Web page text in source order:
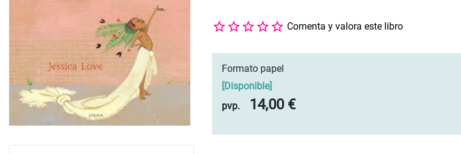
Comenta y valora este libro
Formato papel
Disponible]
pvp.
14,00 €